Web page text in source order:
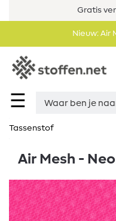
Gratis
Nieuw: Air
☰
Tassenstof
Air Mesh -